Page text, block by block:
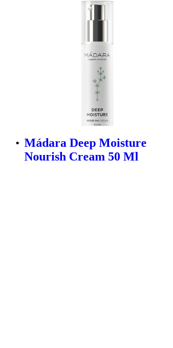
Mádara Deep Moisture
Nourish Cream 50 Ml